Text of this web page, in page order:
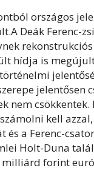
országos
Deák Ferenc-
hídja is
jelentősen
nem csökkentek.
kell
és a Ferenc-
Holt-Duna
milliárd forint